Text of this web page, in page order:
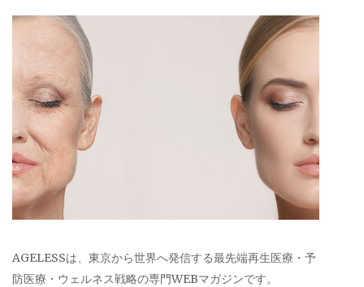
AGELESSは、東京から世界へ発信する最先端再生医療・予
防医療・ウェルネス戦略の専門WEBマガジンです。